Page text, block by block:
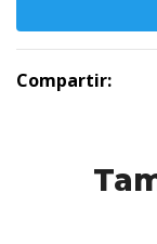
Compartir: